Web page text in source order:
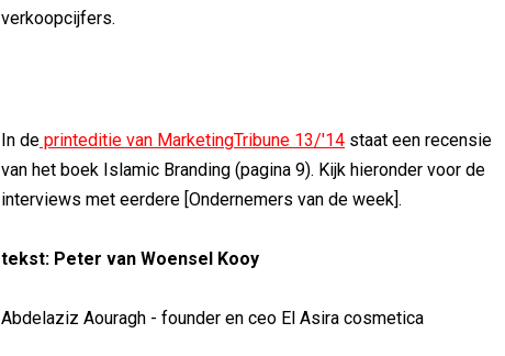
verkoopcijfers.
In de printeditie van MarketingTribune 13/'14 staat een recensie
van het boek Islamic Branding (pagina 9). Kijk hieronder voor de
interviews met eerdere [Ondernemers van de week].
tekst: Peter van Woensel Kooy
Abdelaziz Aouragh - founder en ceo El Asira cosmetica